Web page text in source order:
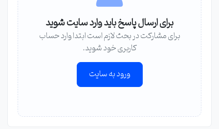
برای ارسال پاسخ باید وارد سایت شوید
برای مشارکت در بحث لازم است ابتدا وارد حساب
کاربری خود شوید.
ورود به سایت